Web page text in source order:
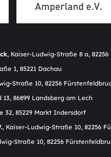
, Kaiser-Ludwig-Straße 8 a,
1, 85221 Dachau
Straße 10, 82256
13, 86899 Landsberg am Lech
32, 85229 Markt Indersdorf
, Kaiser-Ludwig-Straße 10, 82256
Straße 10, 82256